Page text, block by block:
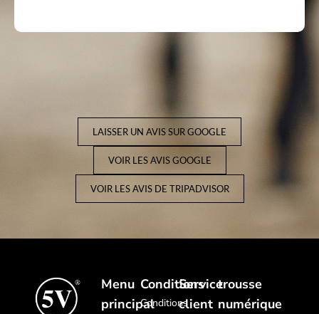
LAISSER UN AVIS SUR GOOGLE
VOIR LES AVIS GOOGLE
VOIR LES AVIS DE TRIPADVISOR
Menu
principal
Conditions
Conditions
Service
client
trousse
numérique